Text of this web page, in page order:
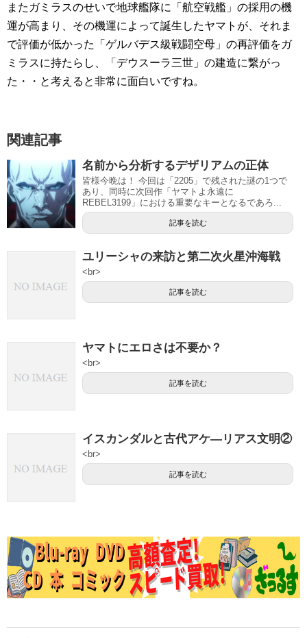
またガミラスのせいで地球艦隊に「航空戦艦」の採用の機
運が高まり、その機運によって誕生したヤマトが、それま
で評価が低かった「ゲルバデス級戦闘空母」の再評価をガ
ミラスに持たらし、「デウスーラ三世」の建造に繋がっ
た・・と考えると非常に面白いですね。
関連記事
名前から分析するデザリアムの正体
皆様今晩は！ 今回は「2205」で残された謎の1つで
あり、同時に次回作「ヤマトよ永遠に
REBEL3199」における重要なキーとなるであろ...
記事を読む
ユリーシャの来訪と第二次火星沖海戦
<br>
記事を読む
ヤマトにエロさは不要か？
<br>
記事を読む
イスカンダルと古代アケ―リアス文明②
<br>
記事を読む